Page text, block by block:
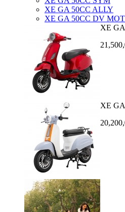
XE GA 50CC ALLY
XE GA 50CC DV
XE
XE